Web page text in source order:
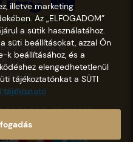
Szentkút 14.
029
58 78
00000000-30458365
illetve marketing
Az „ELFOGADOM”
a sütik használatához.
süti beállításokat, azzal Ön
k beállításához, és a
elengedhetetlenül
tájékoztatónkat a SÜTI
tájékoztató